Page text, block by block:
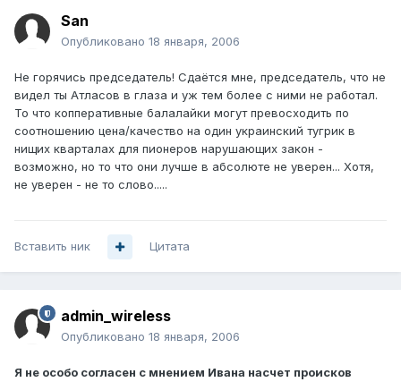
San
Опубликовано 18 января, 2006
Не горячись председатель! Сдаётся мне, председатель, что не
видел ты Атласов в глаза и уж тем более с ними не работал.
То что копперативные балалайки могут превосходить по
соотношению цена/качество на один украинский тугрик в
нищих кварталах для пионеров нарушающих закон -
возможно, но то что они лучше в абсолюте не уверен... Хотя,
не уверен - не то слово.....
Вставить ник Цитата
admin_wireless
Опубликовано 18 января, 2006
Я не особо согласен с мнением Ивана насчет происков